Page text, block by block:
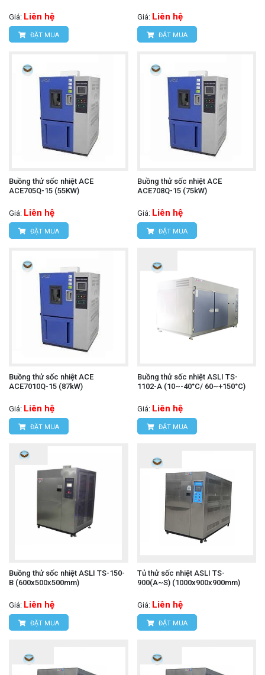
Giá: Liên hệ
ĐẶT MUA
Giá: Liên hệ
ĐẶT MUA
Buồng thử sốc nhiệt ACE
ACE705Q-15 (55KW)
Giá: Liên hệ
ĐẶT MUA
Buồng thử sốc nhiệt ACE
ACE708Q-15 (75kW)
Giá: Liên hệ
ĐẶT MUA
Buồng thử sốc nhiệt ACE
ACE7010Q-15 (87kW)
Giá: Liên hệ
ĐẶT MUA
Buồng thử sốc nhiệt ASLI TS-
1102-A (10~-40°C/ 60~+150°C)
Giá: Liên hệ
ĐẶT MUA
Buồng thử sốc nhiệt ASLI TS-150-
B (600x500x500mm)
Giá: Liên hệ
ĐẶT MUA
Tủ thử sốc nhiệt ASLI TS-
900(A~S) (1000x900x900mm)
Giá: Liên hệ
ĐẶT MUA